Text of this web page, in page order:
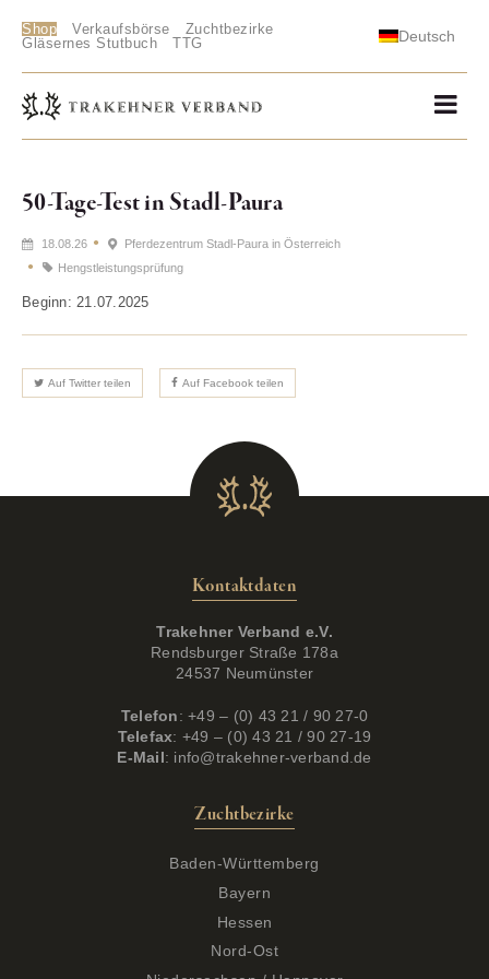
Shop Verkaufsbörse
Zuchtbezirke
Gläsernes Stutbuch
TTG Deutsch
50-Tage-Test in Stadl-Paura
18.08.26
Pferdezentrum Stadl-Paura in Österreich
Hengstleistungsprüfung
Beginn: 21.07.2025
Auf Twitter teilen Auf Facebook teilen
Kontaktdaten
Trakehner Verband e.V.
Rendsburger Straße 178a
24537 Neumünster
Telefon: +49 – (0) 43 21 / 90 27-0
Telefax: +49 – (0) 43 21 / 90 27-19
E-Mail: info@trakehner-verband.de
Zuchtbezirke
Baden-Württemberg
Bayern
Hessen
Nord-Ost